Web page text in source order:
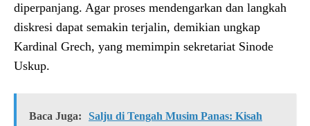
diperpanjang. Agar proses mendengarkan dan langkah
diskresi dapat semakin terjalin, demikian ungkap
Kardinal Grech, yang memimpin sekretariat Sinode
Uskup.
Baca Juga:
Salju di Tengah Musim Panas: Kisah